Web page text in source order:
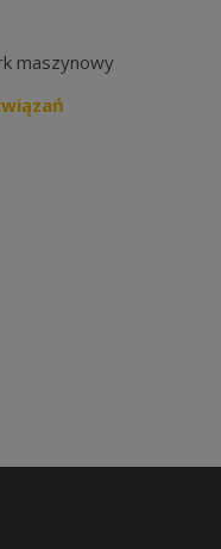
maszynowy